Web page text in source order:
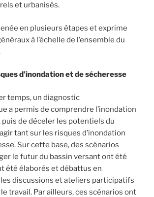
et urbanisés.
en plusieurs étapes et exprime
à l’échelle de l’ensemble du
d’inondation et de sécheresse
temps, un diagnostic
a permis de comprendre l’inondation
de déceler les potentiels du
tant sur les risques d’inondation
Sur cette base, des scénarios
le futur du bassin versant ont été
été élaborés et débattus en
les discussions et ateliers participatifs
travail. Par ailleurs, ces scénarios ont